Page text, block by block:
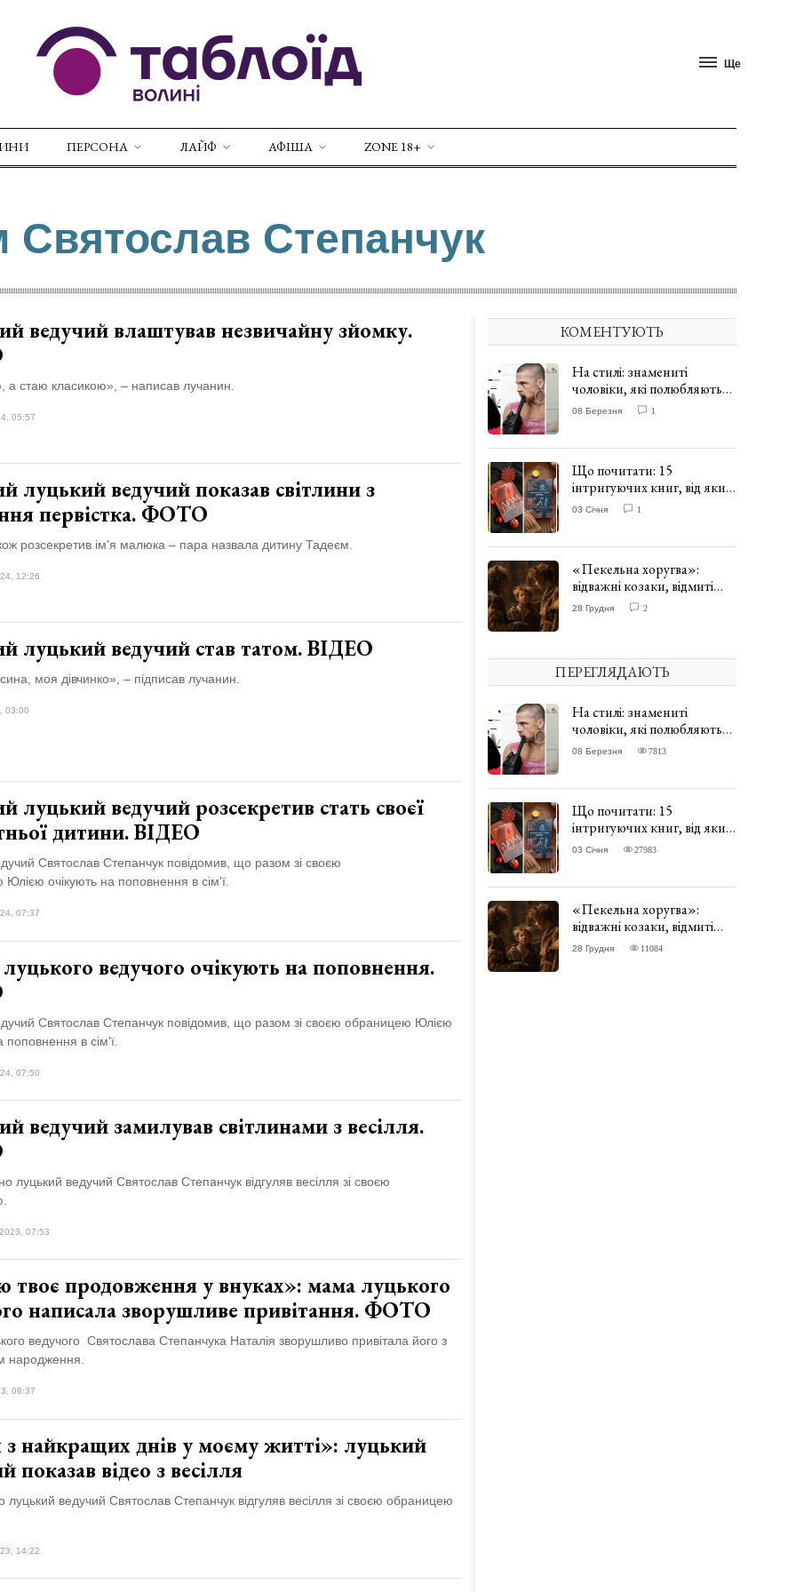
Ще
ПЕРСОНА ЛАЙФ АФІША ZONE 18+
Святослав Степанчук
ведучий влаштував незвичайну зйомку.
а стаю класикою», – написав лучанин.
05:57
луцький ведучий показав світлини з
первістка. ФОТО
розсекретив ім'я малюка – пара назвала дитину Тадеєм.
12:26
луцький ведучий став татом. ВІДЕО
моя дівчинко», – підписав лучанин.
03:00
луцький ведучий розсекретив стать своєї
дитини. ВІДЕО
Святослав Степанчук повідомив, що разом зі своєю
очікують на поповнення в сім'ї.
07:37
луцького ведучого очікують на поповнення.
Святослав Степанчук повідомив, що разом зі своєю обраницею Юлією
поповнення в сім'ї.
07:50
ведучий замилував світлинами з весілля.
луцький ведучий Святослав Степанчук відгуляв весілля зі своєю
07:53
твоє продовження у внуках»: мама луцького
написала зворушливе привітання. ФОТО
ведучого Святослава Степанчука Наталія зворушливо привітала його з
народження.
08:37
найкращих днів у моєму житті»: луцький
показав відео з весілля
ведучий Святослав Степанчук відгуляв весілля зі своєю обраницею
14:22
КОМЕНТУЮТЬ
На стилі: знамениті
чоловіки, які полюбляють
одягати сукні. ФОТО
08 Березня 1
Що почитати: 15
інтригуючих книг, від яких
важко відірватись. ФОТО
03 Січня 1
«Пекельна хоругва»:
відважні козаки, відмиті
чорти та відчайдушний
28 Грудня 2
ПЕРЕГЛЯДАЮТЬ
На стилі: знамениті
чоловіки, які полюбляють
одягати сукні. ФОТО
08 Березня 7813
Що почитати: 15
інтригуючих книг, від яких
важко відірватись. ФОТО
03 Січня 27983
«Пекельна хоругва»:
відважні козаки, відмиті
чорти та відчайдушний
28 Грудня 11084